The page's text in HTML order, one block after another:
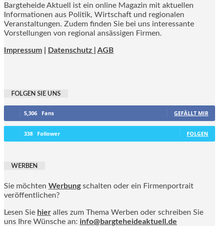
Bargteheide Aktuell ist ein online Magazin mit aktuellen
Informationen aus Politik, Wirtschaft und regionalen
Veranstaltungen. Zudem finden Sie bei uns interessante
Vorstellungen von regional ansässigen Firmen.
Impressum Datenschutz | AGB
FOLGEN SIE UNS
5,306 Fans GEFÄLLT MIR
338 Follower FOLGEN
WERBEN
Sie möchten Werbung schalten oder ein Firmenportrait
veröffentlichen?
Lesen Sie hier alles zum Thema Werben oder schreiben Sie
uns Ihre Wünsche an: info@bargteheideaktuell.de